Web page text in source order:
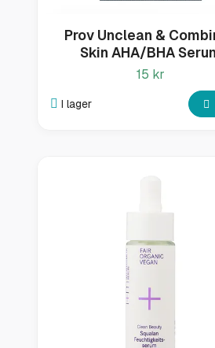
Prov Unclean &
Skin AHA/BHA
15 kr
I lager